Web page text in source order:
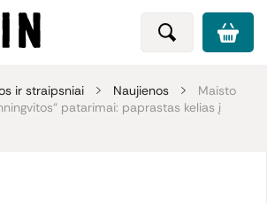
ir straipsniai Naujienos
Maisto
patarimai: paprastas kelias į